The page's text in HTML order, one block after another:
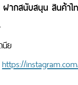
ฝากสนับสนุน สินค้าไ
ย
https://